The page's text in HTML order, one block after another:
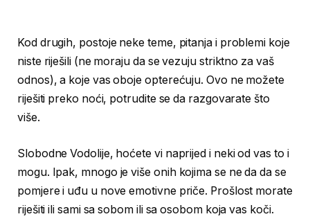
Kod drugih, postoje neke teme, pitanja i problemi koje
niste riješili (ne moraju da se vezuju striktno za vaš
odnos), a koje vas oboje opterećuju. Ovo ne možete
riješiti preko noći, potrudite se da razgovarate što
više.
Slobodne Vodolije, hoćete vi naprijed i neki od vas to i
mogu. Ipak, mnogo je više onih kojima se ne da da se
pomjere i uđu u nove emotivne priče. Prošlost morate
riješiti ili sami sa sobom ili sa osobom koja vas koči.